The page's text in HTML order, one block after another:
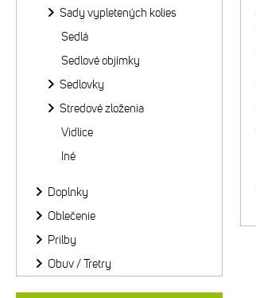
Sady vypletených kolies
Sedlá
Sedlové objímky
Sedlovky
Stredové zloženia
Vidlice
Iné
Doplnky
Oblečenie
Prilby
Obuv / Tretry